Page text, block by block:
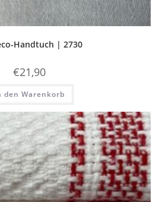
Handtuch | 2730
€21,90
den Warenkorb